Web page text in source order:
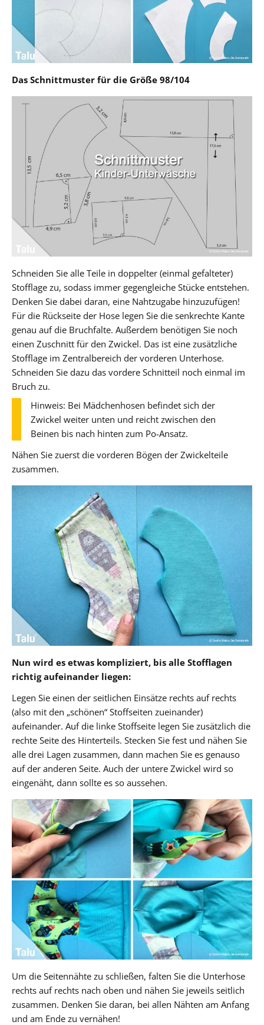
Das Schnittmuster für die Größe 98/104
Schneiden Sie alle Teile in doppelter (einmal gefalteter)
Stofflage zu, sodass immer gegengleiche Stücke entstehen.
Denken Sie dabei daran, eine Nahtzugabe hinzuzufügen!
Für die Rückseite der Hose legen Sie die senkrechte Kante
genau auf die Bruchfalte. Außerdem benötigen Sie noch
einen Zuschnitt für den Zwickel. Das ist eine zusätzliche
Stofflage im Zentralbereich der vorderen Unterhose.
Schneiden Sie dazu das vordere Schnitteil noch einmal im
Bruch zu.
Hinweis: Bei Mädchenhosen befindet sich der
Zwickel weiter unten und reicht zwischen den
Beinen bis nach hinten zum Po-Ansatz.
Nähen Sie zuerst die vorderen Bögen der Zwickelteile
zusammen.
Nun wird es etwas kompliziert, bis alle Stofflagen
richtig aufeinander liegen:
Legen Sie einen der seitlichen Einsätze rechts auf rechts
(also mit den „schönen“ Stoffseiten zueinander)
aufeinander. Auf die linke Stoffseite legen Sie zusätzlich die
rechte Seite des Hinterteils. Stecken Sie fest und nähen Sie
alle drei Lagen zusammen, dann machen Sie es genauso
auf der anderen Seite. Auch der untere Zwickel wird so
eingenäht, dann sollte es so aussehen.
Um die Seitennähte zu schließen, falten Sie die Unterhose
rechts auf rechts nach oben und nähen Sie jeweils seitlich
zusammen. Denken Sie daran, bei allen Nähten am Anfang
und am Ende zu vernähen!